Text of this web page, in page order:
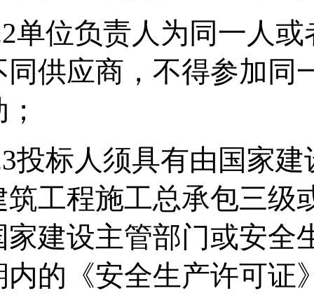
单位负责人为同一人
同供应商，不得参加同
投标人须具有由国家
筑工程施工总承包三级
家建设主管部门或安全
内的《安全生产许可证